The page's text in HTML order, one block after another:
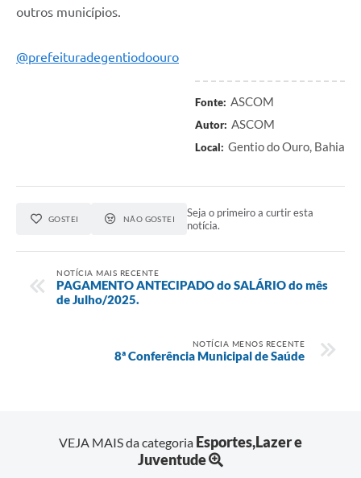
outros municípios.
@prefeituradegentiodoouro
Fonte: ASCOM
Autor: ASCOM
Local: Gentio do Ouro, Bahia
GOSTEI NÃO GOSTEI
Seja o primeiro a curtir esta
notícia.
NOTÍCIA MAIS RECENTE
PAGAMENTO ANTECIPADO do SALÁRIO do mês
de Julho/2025.
NOTÍCIA MENOS RECENTE
8ª Conferência Municipal de Saúde
VEJA MAIS da categoria Esportes,Lazer e
Juventude